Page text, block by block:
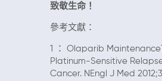
致敬生命！
參考文獻：
1 ：
Olaparib
Platinum-Sensitive
Cancer. NEngl J Med